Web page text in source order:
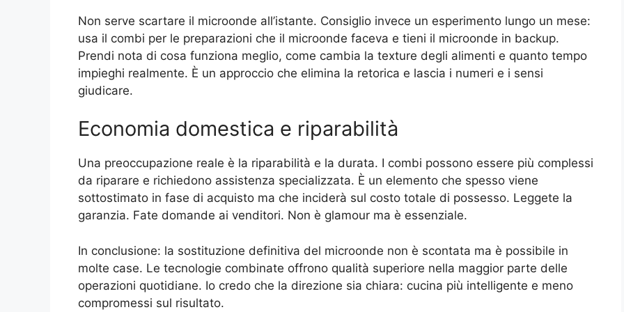
Non serve scartare il microonde all’istante. Consiglio invece un esperimento lungo un mese:
usa il combi per le preparazioni che il microonde faceva e tieni il microonde in backup.
Prendi nota di cosa funziona meglio, come cambia la texture degli alimenti e quanto tempo
impieghi realmente. È un approccio che elimina la retorica e lascia i numeri e i sensi
giudicare.
Economia domestica e riparabilità
Una preoccupazione reale è la riparabilità e la durata. I combi possono essere più complessi
da riparare e richiedono assistenza specializzata. È un elemento che spesso viene
sottostimato in fase di acquisto ma che inciderà sul costo totale di possesso. Leggete la
garanzia. Fate domande ai venditori. Non è glamour ma è essenziale.
In conclusione: la sostituzione definitiva del microonde non è scontata ma è possibile in
molte case. Le tecnologie combinate offrono qualità superiore nella maggior parte delle
operazioni quotidiane. Io credo che la direzione sia chiara: cucina più intelligente e meno
compromessi sul risultato.